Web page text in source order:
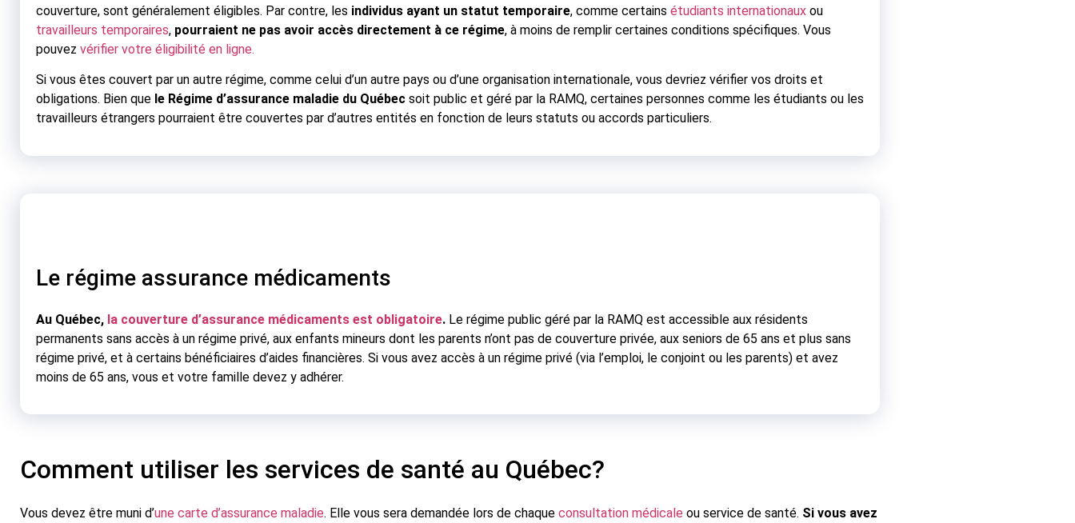
couverture, sont généralement éligibles. Par contre, les individus ayant un statut temporaire, comme certains étudiants internationaux ou
travailleurs temporaires, pourraient ne pas avoir accès directement à ce régime, à moins de remplir certaines conditions spécifiques. Vous
pouvez vérifier votre éligibilité en ligne.
Si vous êtes couvert par un autre régime, comme celui d’un autre pays ou d’une organisation internationale, vous devriez vérifier vos droits et
obligations. Bien que le Régime d’assurance maladie du Québec soit public et géré par la RAMQ, certaines personnes comme les étudiants ou les
travailleurs étrangers pourraient être couvertes par d’autres entités en fonction de leurs statuts ou accords particuliers.
Le régime assurance médicaments
Au Québec, la couverture d’assurance médicaments est obligatoire. Le régime public géré par la RAMQ est accessible aux résidents
permanents sans accès à un régime privé, aux enfants mineurs dont les parents n’ont pas de couverture privée, aux seniors de 65 ans et plus sans
régime privé, et à certains bénéficiaires d’aides financières. Si vous avez accès à un régime privé (via l’emploi, le conjoint ou les parents) et avez
moins de 65 ans, vous et votre famille devez y adhérer.
Comment utiliser les services de santé au Québec?
Vous devez être muni d’une carte d’assurance maladie. Elle vous sera demandée lors de chaque consultation médicale ou service de santé. Si vous avez